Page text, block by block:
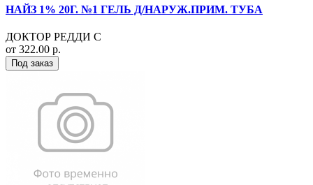
НАЙЗ 1% 20Г. №1 ГЕЛЬ Д/НАРУЖ.ПРИМ. ТУБА
ДОКТОР РЕДДИ С
от 322.00 р.
Под заказ